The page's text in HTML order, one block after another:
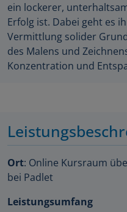
ein lockerer,
Erfolg ist. Dabei geht es
Vermittlung solider
des Malens und
Konzentration und
Ort: Online Kursraum
bei Padlet
Leistungsumfang